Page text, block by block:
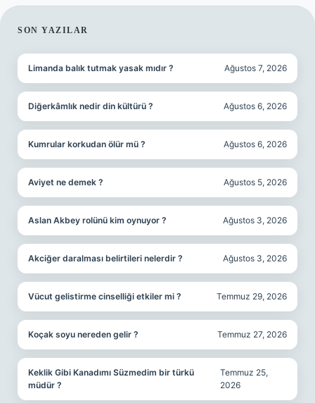
SIDEBAR
SON YAZILAR
Limanda balık tutmak yasak mıdır ? Ağustos 7, 2026
Diğerkâmlık nedir din kültürü ? Ağustos 6, 2026
Kumrular korkudan ölür mü ? Ağustos 6, 2026
Aviyet ne demek ? Ağustos 5, 2026
Aslan Akbey rolünü kim oynuyor ? Ağustos 3, 2026
Akciğer daralması belirtileri nelerdir ? Ağustos 3, 2026
Vücut gelistirme cinselliği etkiler mi ? Temmuz 29, 2026
Koçak soyu nereden gelir ? Temmuz 27, 2026
Keklik Gibi Kanadımı Süzmedim bir türkü
müdür ?
Temmuz 25,
2026